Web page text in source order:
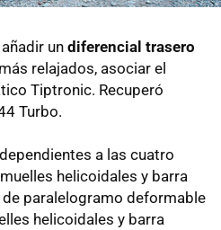
un diferencial trasero
relajados, asociar el
Tiptronic. Recuperó
Turbo.
a las cuatro
helicoidales y barra
paralelogramo deformable
helicoidales y barra